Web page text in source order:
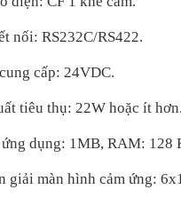
nối: RS232C/RS422.
cấp: 24VDC.
tiêu thụ: 22W hoặc ít hơn.
dụng: 1MB, RAM: 128
giải màn hình cảm ứng: